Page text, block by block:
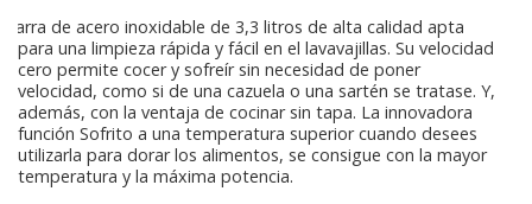
Jarra de acero inoxidable de 3,3 litros de alta calidad apta
para una limpieza rápida y fácil en el lavavajillas. Su velocidad
cero permite cocer y sofreír sin necesidad de poner
velocidad, como si de una cazuela o una sartén se tratase. Y,
además, con la ventaja de cocinar sin tapa. La innovadora
función Sofrito a una temperatura superior cuando desees
utilizarla para dorar los alimentos, se consigue con la mayor
temperatura y la máxima potencia.